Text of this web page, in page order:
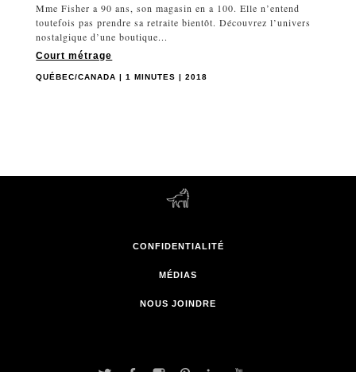
Mme Fisher a 90 ans, son magasin en a 100. Elle n’entend
toutefois pas prendre sa retraite bientôt. Découvrez l’univers
nostalgique d’une boutique...
Court métrage
QUÉBEC/CANADA | 1 MINUTES | 2018
CONFIDENTIALITÉ
MÉDIAS
NOUS JOINDRE